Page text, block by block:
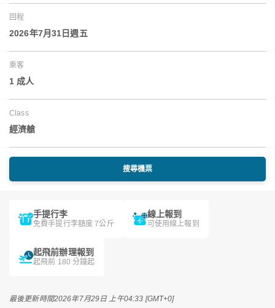
回程
2026年7月31日週五
乘客
1 成人
Class
經濟艙
搜尋機票
手提行李
免費手提行李額度 7公斤
線上報到
可使用線上報到
起飛前辦理報到
起飛前 180 分鐘起
最後更新時間2026年7月29日 上午04:33 [GMT+0]